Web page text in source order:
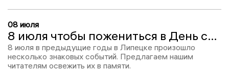
08 июля
8 июля чтобы пожениться в День семьи, любви и верности пара жителей Липецка отправилась за 7,5 тысяч километров
8 июля в предыдущие годы в Липецке произошло
несколько знаковых событий. Предлагаем нашим
читателям освежить их в памяти.